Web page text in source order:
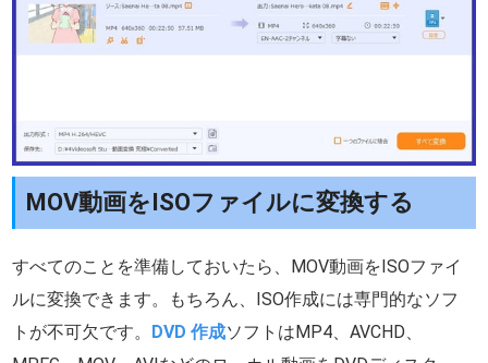
MOV動画をISOファイルに変換する
すべてのことを準備しておいたら、MOV動画をISOファイ
ルに変換できます。もちろん、ISO作成には専門的なソフ
トが不可欠です。 DVD 作成ソフトはMP4、AVCHD、